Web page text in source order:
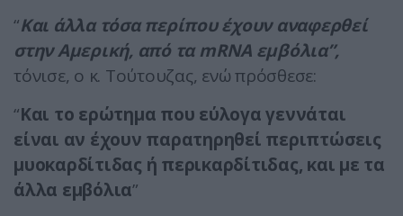
“Και άλλα τόσα περίπου έχουν αναφερθεί
στην Αμερική, από τα mRNA εμβόλια”,
τόνισε, ο κ. Τούτουζας, ενώ πρόσθεσε:
“Και το ερώτημα που εύλογα γεννάται
είναι αν έχουν παρατηρηθεί περιπτώσεις
μυοκαρδίτιδας ή περικαρδίτιδας, και με τα
άλλα εμβόλια”